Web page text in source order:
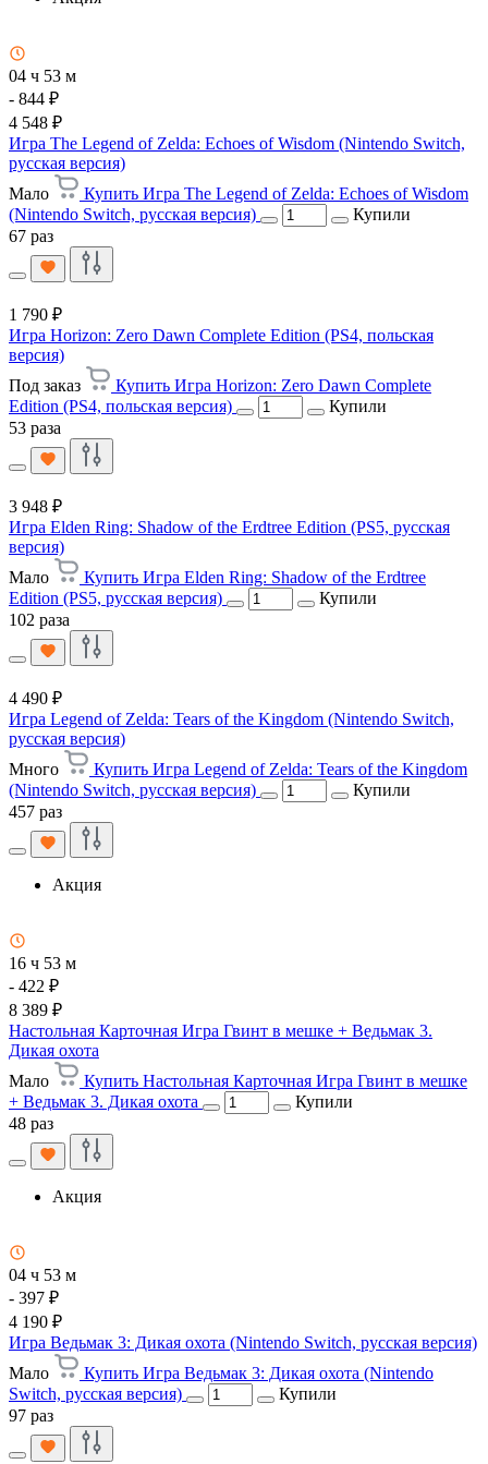
04 ч 53 м
- 844 ₽
4 548 ₽
Игра The Legend of Zelda: Echoes of Wisdom (Nintendo Switch,
русская версия)
Мало
Купить Игра The Legend of Zelda: Echoes of Wisdom
(Nintendo Switch, русская версия)
Купили
67 раз
1 790 ₽
Игра Horizon: Zero Dawn Complete Edition (PS4, польская
версия)
Под заказ
Купить Игра Horizon: Zero Dawn Complete
Edition (PS4, польская версия)
Купили
53 раза
3 948 ₽
Игра Elden Ring: Shadow of the Erdtree Edition (PS5, русская
версия)
Мало
Купить Игра Elden Ring: Shadow of the Erdtree
Edition (PS5, русская версия)
Купили
102 раза
4 490 ₽
Игра Legend of Zelda: Tears of the Kingdom (Nintendo Switch,
русская версия)
Много
Купить Игра Legend of Zelda: Tears of the Kingdom
(Nintendo Switch, русская версия)
Купили
457 раз
Акция
16 ч 53 м
- 422 ₽
8 389 ₽
Настольная Карточная Игра Гвинт в мешке + Ведьмак 3.
Дикая охота
Мало
Купить Настольная Карточная Игра Гвинт в мешке
+ Ведьмак 3. Дикая охота
Купили
48 раз
Акция
04 ч 53 м
- 397 ₽
4 190 ₽
Игра Ведьмак 3: Дикая охота (Nintendo Switch, русская версия)
Мало
Купить Игра Ведьмак 3: Дикая охота (Nintendo
Switch, русская версия)
Купили
97 раз